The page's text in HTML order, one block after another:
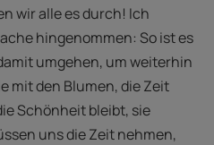
wir alle es durch! Ich
hingenommen: So ist es
umgehen, um weiterhin
mit den Blumen, die Zeit
Schönheit bleibt, sie
uns die Zeit nehmen,